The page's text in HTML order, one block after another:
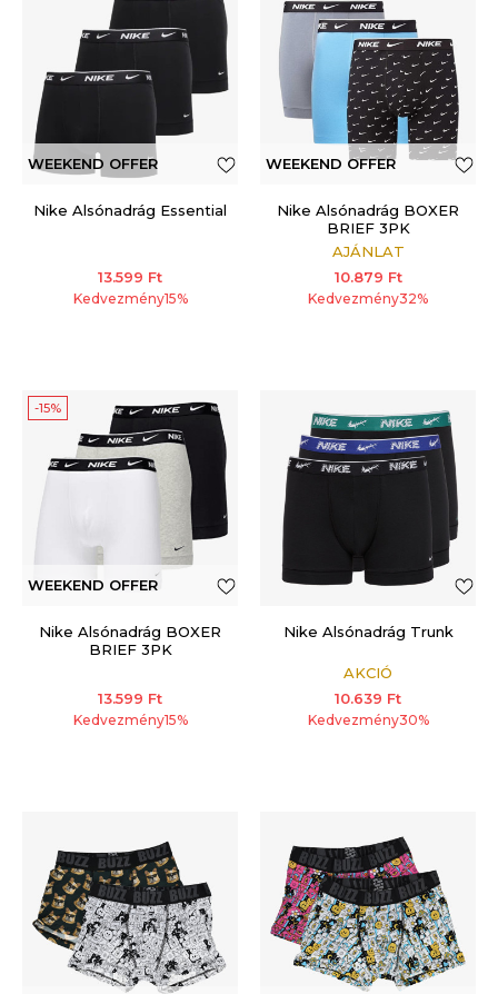
WEEKEND OFFER
Nike Alsónadrág Essential
13.599 Ft
Kedvezmény15%
WEEKEND OFFER
ADDITIONAL 15%
Nike Alsónadrág BOXER
BRIEF 3PK
AJÁNLAT
10.879 Ft
Kedvezmény32%
-15%
WEEKEND OFFER
Nike Alsónadrág BOXER
BRIEF 3PK
13.599 Ft
Kedvezmény15%
Nike Alsónadrág Trunk
AKCIÓ
10.639 Ft
Kedvezmény30%